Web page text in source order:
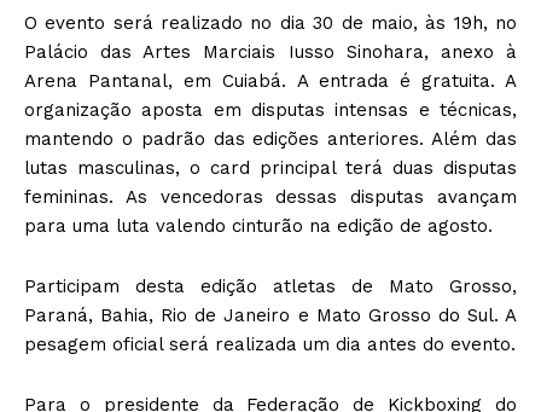
O evento será realizado no dia 30 de maio, às 19h, no
Palácio das Artes Marciais Iusso Sinohara, anexo à
Arena Pantanal, em Cuiabá. A entrada é gratuita. A
organização aposta em disputas intensas e técnicas,
mantendo o padrão das edições anteriores. Além das
lutas masculinas, o card principal terá duas disputas
femininas. As vencedoras dessas disputas avançam
para uma luta valendo cinturão na edição de agosto.
Participam desta edição atletas de Mato Grosso,
Paraná, Bahia, Rio de Janeiro e Mato Grosso do Sul. A
pesagem oficial será realizada um dia antes do evento.
Para o presidente da Federação de Kickboxing do